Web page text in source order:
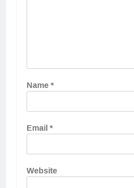
Name*
Email*
Website